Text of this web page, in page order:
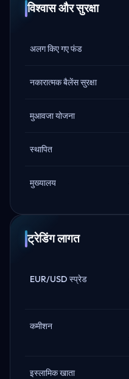
विश्वास और सुरक्षा
अलग किए गए फंड
नकारात्मक बैलेंस सुरक्षा
मुआवजा योजना
स्थापित
मुख्यालय
ट्रेडिंग लागत
EUR/USD स्प्रेड
कमीशन
इस्लामिक खाता